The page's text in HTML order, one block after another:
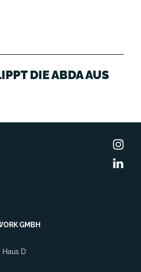
DIE ABDA AUS
GMBH
Haus D